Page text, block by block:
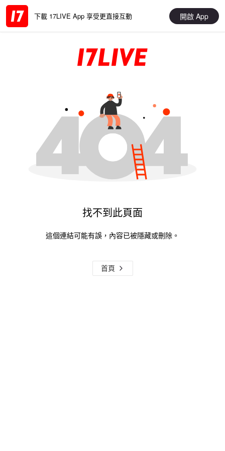
下載 17LIVE App 享受更直接互動 開啟 App
找不到此頁面
這個連結可能有誤，內容已被隱藏或刪除。
首頁